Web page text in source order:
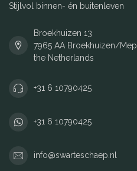
Stijlvol binnen- én buitenleven
Broekhuizen 13
7965 AA Broekhuizen/
the Netherlands
+31 6 10790425
+31 6 10790425
info@swarteschaep.nl